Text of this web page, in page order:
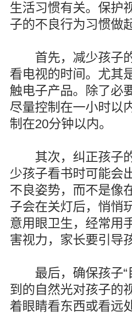
生活习惯有关。保护
子的不良行为习惯做
首先，减少孩子的
看电视的时间。尤其
触电子产品。除了必
尽量控制在一小时以
制在20分钟以内。
其次，纠正孩子的
少孩子看书时可能会
不良姿势，而不是像
子会在关灯后，悄悄
意用眼卫生，经常用
害视力，家长要引导
最后，确保孩子“
到的自然光对孩子的
着眼睛看东西或看远